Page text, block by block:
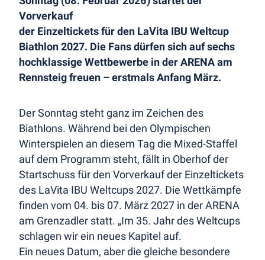
Vorverkauf
der Einzeltickets für den LaVita IBU Weltcup
Biathlon 2027. Die Fans dürfen sich auf sechs
hochklassige Wettbewerbe in der ARENA am
Rennsteig freuen – erstmals Anfang März.
Der Sonntag steht ganz im Zeichen des
Biathlons. Während bei den Olympischen
Winterspielen an diesem Tag die Mixed-Staffel
auf dem Programm steht, fällt in Oberhof der
Startschuss für den Vorverkauf der Einzeltickets
des LaVita IBU Weltcups 2027. Die Wettkämpfe
finden vom 04. bis 07. März 2027 in der ARENA
am Grenzadler statt. „Im 35. Jahr des Weltcups
schlagen wir ein neues Kapitel auf.
Ein neues Datum, aber die gleiche besondere